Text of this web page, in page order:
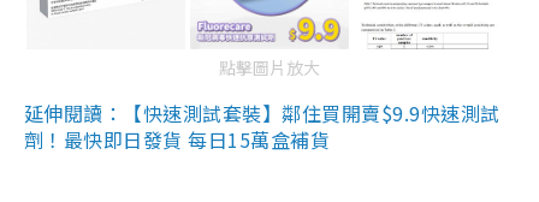
點擊圖片放大
延伸閱讀：【快速測試套裝】鄰住買開賣$9.9快速測試
劑！最快即日發貨 每日15萬盒補貨